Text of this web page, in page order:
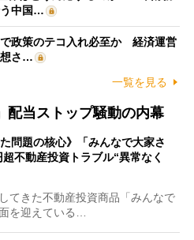
う中国…
政策のテコ入れ必至か 経済運営
想さ…
一覧を見る
配当ストップ騒動の内幕
た問題の核心》「みんなで大家さ
不動産投資トラブル“異常なく
てきた不動産投資商品「みんなで
を迎えている…